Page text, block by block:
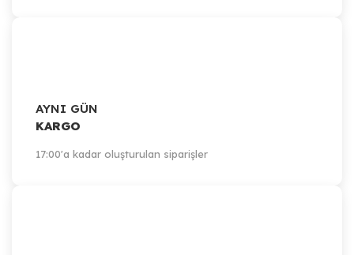
AYNI GÜN
KARGO
17:00'a kadar oluşturulan siparişler